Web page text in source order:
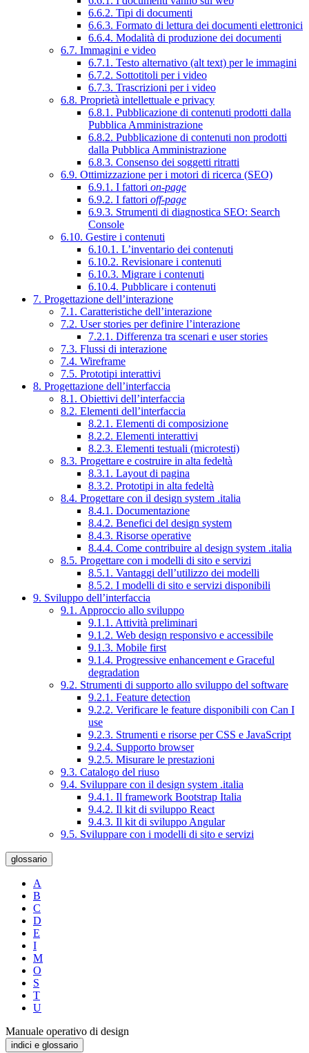
6.6.2. Tipi di documenti
6.6.3. Formato di lettura dei documenti elettronici
6.6.4. Modalità di produzione dei documenti
6.7. Immagini e video
6.7.1. Testo alternativo (alt text) per le immagini
6.7.2. Sottotitoli per i video
6.7.3. Trascrizioni per i video
6.8. Proprietà intellettuale e privacy
6.8.1. Pubblicazione di contenuti prodotti dalla
Pubblica Amministrazione
6.8.2. Pubblicazione di contenuti non prodotti
dalla Pubblica Amministrazione
6.8.3. Consenso dei soggetti ritratti
6.9. Ottimizzazione per i motori di ricerca (SEO)
6.9.1. I fattori on-page
6.9.2. I fattori off-page
6.9.3. Strumenti di diagnostica SEO: Search
Console
6.10. Gestire i contenuti
6.10.1. L’inventario dei contenuti
6.10.2. Revisionare i contenuti
6.10.3. Migrare i contenuti
6.10.4. Pubblicare i contenuti
7. Progettazione dell’interazione
7.1. Caratteristiche dell’interazione
7.2. User stories per definire l’interazione
7.2.1. Differenza tra scenari e user stories
7.3. Flussi di interazione
7.4. Wireframe
7.5. Prototipi interattivi
8. Progettazione dell’interfaccia
8.1. Obiettivi dell’interfaccia
8.2. Elementi dell’interfaccia
8.2.1. Elementi di composizione
8.2.2. Elementi interattivi
8.2.3. Elementi testuali (microtesti)
8.3. Progettare e costruire in alta fedeltà
8.3.1. Layout di pagina
8.3.2. Prototipi in alta fedeltà
8.4. Progettare con il design system .italia
8.4.1. Documentazione
8.4.2. Benefici del design system
8.4.3. Risorse operative
8.4.4. Come contribuire al design system .italia
8.5. Progettare con i modelli di sito e servizi
8.5.1. Vantaggi dell’utilizzo dei modelli
8.5.2. I modelli di sito e servizi disponibili
9. Sviluppo dell’interfaccia
9.1. Approccio allo sviluppo
9.1.1. Attività preliminari
9.1.2. Web design responsivo e accessibile
9.1.3. Mobile first
9.1.4. Progressive enhancement e Graceful
degradation
9.2. Strumenti di supporto allo sviluppo del software
9.2.1. Feature detection
9.2.2. Verificare le feature disponibili con Can I
use
9.2.3. Strumenti e risorse per CSS e JavaScript
9.2.4. Supporto browser
9.2.5. Misurare le prestazioni
9.3. Catalogo del riuso
9.4. Sviluppare con il design system .italia
9.4.1. Il framework Bootstrap Italia
9.4.2. Il kit di sviluppo React
9.4.3. Il kit di sviluppo Angular
9.5. Sviluppare con i modelli di sito e servizi
glossario
A
B
C
D
E
I
M
O
S
T
U
Manuale operativo di design
indici e glossario